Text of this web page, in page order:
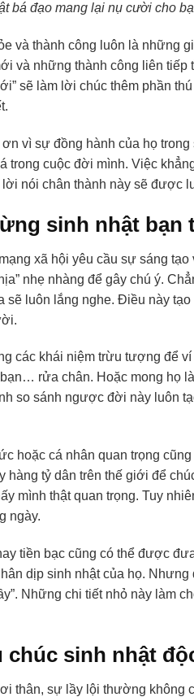
bá đạo mang lại nụ cười cho
và thành công luôn là những
và những thành công liên tiếp
sẽ làm lời chúc thêm phần
vì sự đồng hành của họ
trong cuộc đời mình. Việc
nói chân thành này sẽ được
sinh nhật bạn
xã hội yêu cầu sự sáng
nhẹ nhàng để gây chú ý.
sẽ luôn lắng nghe. Điều này
các khái niệm trừu tượng để
rửa chân. Hoặc mong họ
so sánh ngược đời này luôn
hoặc cá nhân quan trọng
hàng tỷ dân trên thế giới để
mình thật quan trọng. Tuy
ngày.
tiền bạc cũng có thể được
dịp sinh nhật của họ.
Những chi tiết nhỏ này làm
chúc sinh nhật
thân, sự lầy lội thường